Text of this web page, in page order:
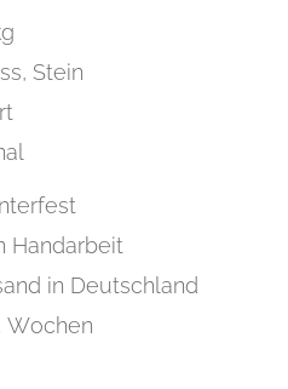
Stein
Handarbeit
in Deutschland
Wochen